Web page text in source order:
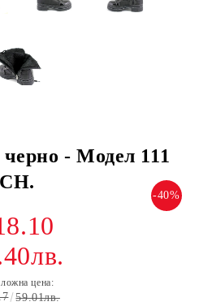
- Модел 111
CH.
-40%
цена:
59.01лв.